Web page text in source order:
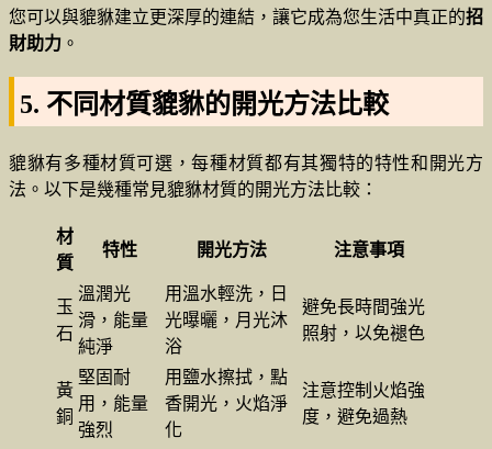
您可以與貔貅建立更深厚的連結，讓它成為您生活中真正的招
財助力 。
5. 不同材質貔貅的開光方法比較
貔貅有多種材質可選，每種材質都有其獨特的特性和開光方
法。以下是幾種常見貔貅材質的開光方法比較：
材
質
特性 開光方法 注意事項
玉
石
溫潤光
滑，能量
純淨
用溫水輕洗，日
光曝曬，月光沐
浴
避免長時間強光
照射，以免褪色
黃
銅
堅固耐
用，能量
強烈
用鹽水擦拭，點
香開光，火焰淨
化
注意控制火焰強
度，避免過熱